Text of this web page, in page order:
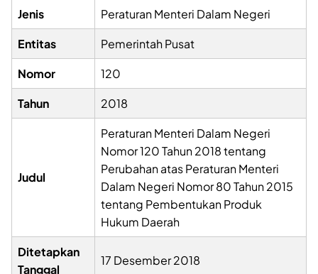
Jenis
Peraturan Menteri Dalam Negeri
Entitas
Pemerintah Pusat
Nomor
120
Tahun
2018
Judul
Peraturan Menteri Dalam Negeri
Nomor 120 Tahun 2018 tentang
Perubahan atas Peraturan Menteri
Dalam Negeri Nomor 80 Tahun 2015
tentang Pembentukan Produk
Hukum Daerah
Ditetapkan
Tanggal
17 Desember 2018